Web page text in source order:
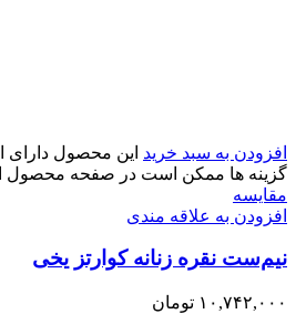
افزودن به سبد خرید این محصول دارای
گزینه ها ممکن است در صفحه محصول
مقایسه
افزودن به علاقه مندی
نیم‌ست نقره زنانه کوارتز یخی
۱۰,۷۴۲,۰۰۰ تومان